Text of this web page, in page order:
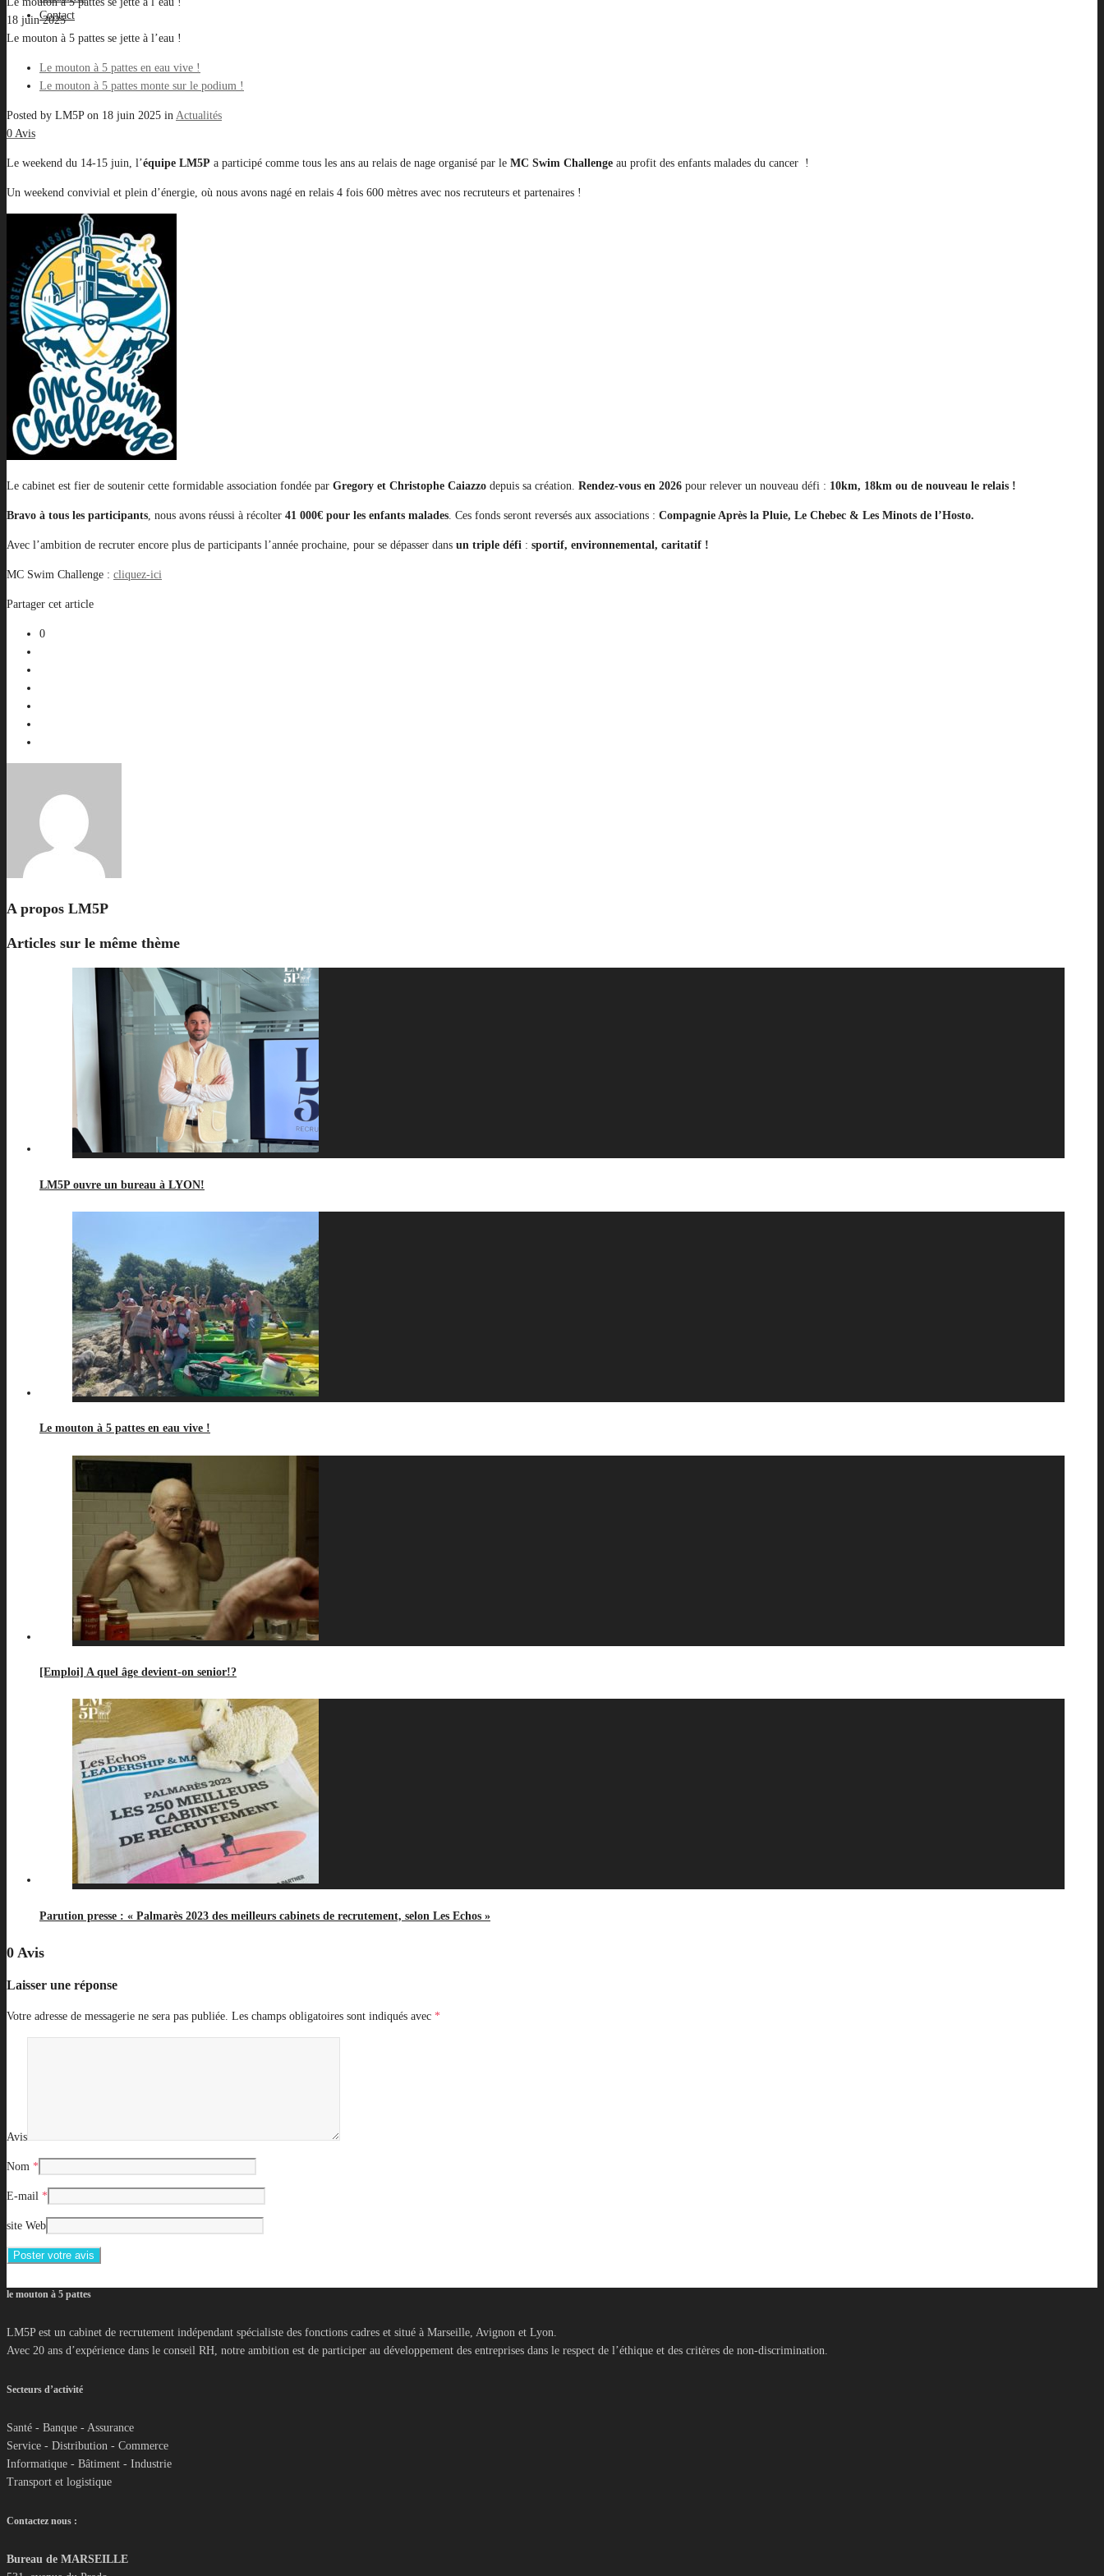
Contact
18 juin 2025
Le mouton à 5 pattes se jette à l’eau !
Le mouton à 5 pattes en eau vive !
Le mouton à 5 pattes monte sur le podium !
Posted by LM5Pon 18 juin 2025 in Actualités
0 Avis
Le weekend du 14-15 juin, l’équipe LM5P a participé comme tous les ans au relais de nage organisé par le MC Swim Challenge au profit des enfants malades du cancer !
Un weekend convivial et plein d’énergie, où nous avons nagé en relais 4 fois 600 mètres avec nos recruteurs et partenaires !
Le cabinet est fier de soutenir cette formidable association fondée par Gregory et Christophe Caiazzo depuis sa création. Rendez-vous en 2026 pour relever un nouveau défi : 10km, 18km ou de nouveau le relais !
Bravo à tous les participants, nous avons réussi à récolter 41 000€ pour les enfants malades. Ces fonds seront reversés aux associations : Compagnie Après la Pluie, Le Chebec & Les Minots de l’Hosto.
Avec l’ambition de recruter encore plus de participants l’année prochaine, pour se dépasser dans un triple défi : sportif, environnemental, caritatif !
MC Swim Challenge : cliquez-ici
Partager cet article
0
A propos LM5P
Articles sur le même thème
LM5P ouvre un bureau à LYON!
Le mouton à 5 pattes en eau vive !
[Emploi] A quel âge devient-on senior!?
Parution presse : « Palmarès 2023 des meilleurs cabinets de recrutement, selon Les Echos »
0 Avis
Laisser une réponse
Votre adresse de messagerie ne sera pas publiée. Les champs obligatoires sont indiqués avec *
Avis
Nom *
E-mail *
site Web
le mouton à 5 pattes
LM5P est un cabinet de recrutement indépendant spécialiste des fonctions cadres et situé à Marseille, Avignon et Lyon.
Avec 20 ans d’expérience dans le conseil RH, notre ambition est de participer au développement des entreprises dans le respect de l’éthique et des critères de non-discrimination.
Secteurs d’activité
Santé - Banque - Assurance
Service - Distribution - Commerce
Informatique - Bâtiment - Industrie
Transport et logistique
Contactez nous :
Bureau de MARSEILLE